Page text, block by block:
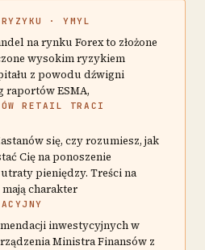
· YMYL
na rynku Forex to złożone
wysokim ryzykiem
z powodu dźwigni
raportów ESMA,
RETAIL TRACI
się, czy rozumiesz, jak
Cię na ponoszenie
pieniędzy. Treści na
charakter
inwestycyjnych w
Ministra Finansów z